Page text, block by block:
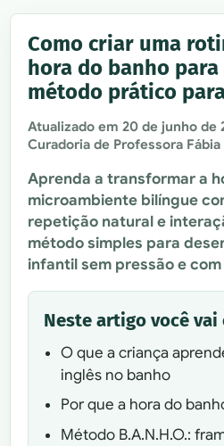
Como criar uma
hora do banho para
método prático
Atualizado em20 de junho de
Curadoria de Professora
Aprenda a transformar a
microambiente bilíngue
repetição natural e
método simples para
infantil sem pressão e
Neste artigo você
O que a criança
inglês no banho
Por que a hora do
Método B.A.N.H.O.: